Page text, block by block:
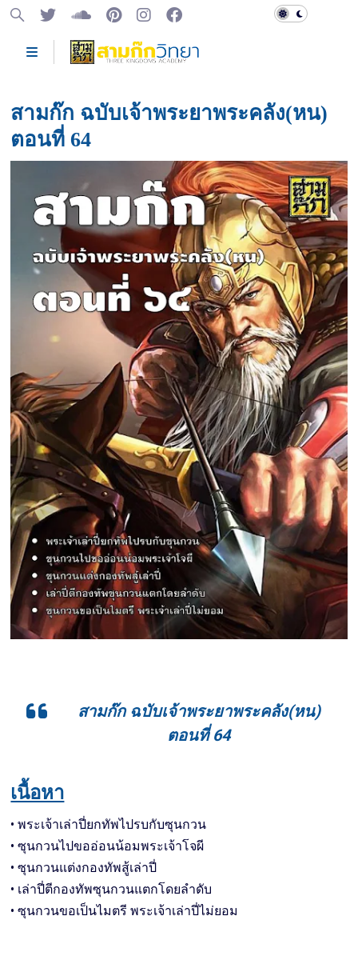
สามก๊ก ฉบับเจ้าพระยาพระคลัง(หน)
ตอนที่ 64
สามก๊ก ฉบับเจ้าพระยาพระคลัง(หน)
ตอนที่ 64
เนื้อหา
• พระเจ้าเล่าปี่ยกทัพไปรบกับซุนกวน
• ซุนกวนไปขออ่อนน้อมพระเจ้าโจผี
• ซุนกวนแต่งกองทัพสู้เล่าปี่
• เล่าปี่ตีกองทัพซุนกวนแตกโดยลำดับ
• ซุนกวนขอเป็นไมตรี พระเจ้าเล่าปี่ไม่ยอม